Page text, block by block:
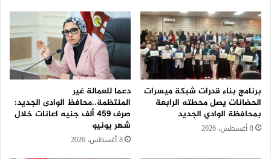
برنامج بناء قدرات شبكة ميسرات
الحضانات يصل محطته الرابعة
بمحافظة الوادي الجديد
8 أغسطس، 2026
دعما للعمالة غير
المنتظمة..محافظ الوادى الجديد:
صرف 459 ألف جنيه اعانات خلال
شهر يونيو
8 أغسطس، 2026